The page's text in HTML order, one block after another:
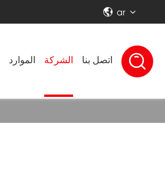
 ar
الموارد الشركة اتصل بنا 